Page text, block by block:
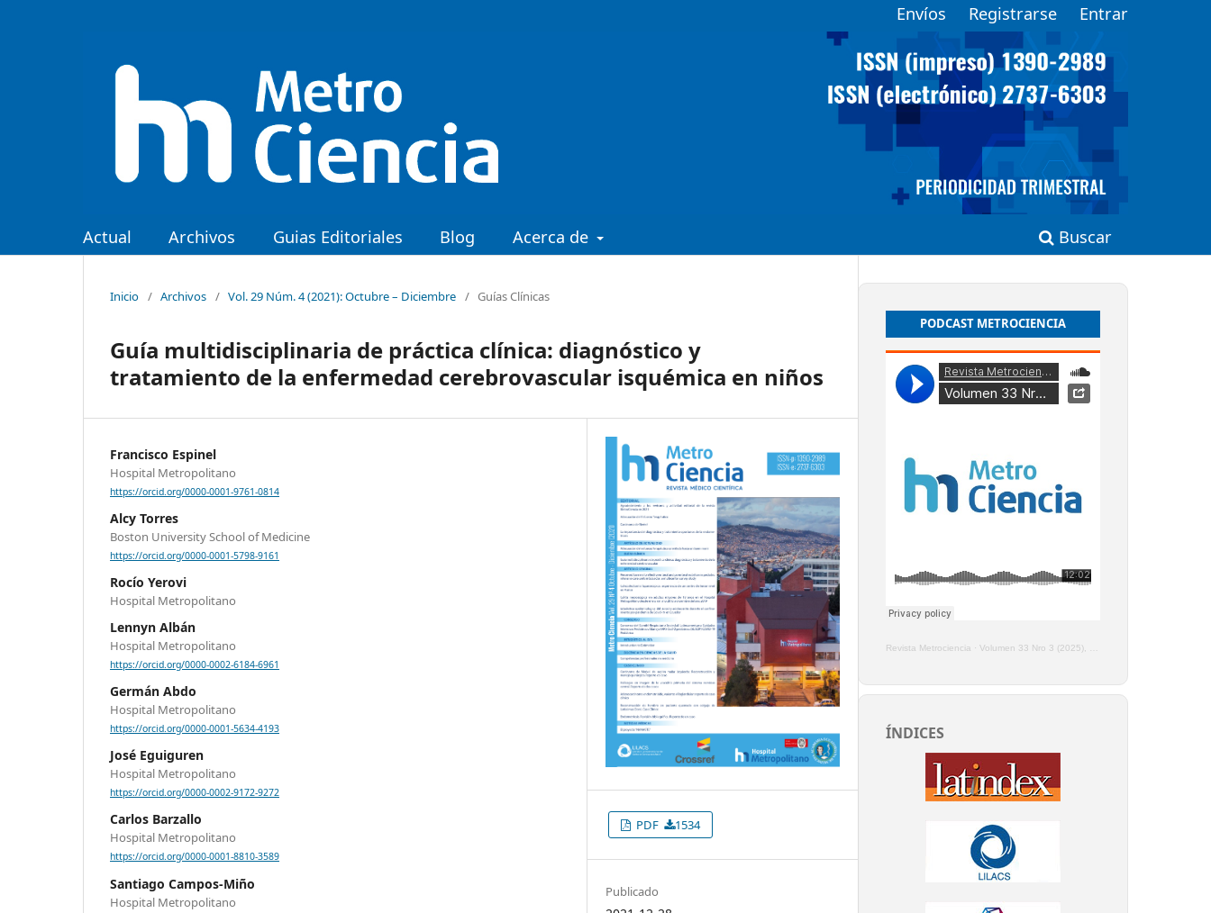
Actual Archivos Guias Editoriales Blog Acerca de Buscar
Envíos Registrarse Entrar
Inicio / Archivos / Vol. 29 Núm. 4 (2021): Octubre – Diciembre / Guías Clínicas
Guía multidisciplinaria de práctica clínica: diagnóstico y
tratamiento de la enfermedad cerebrovascular isquémica en niños
Francisco Espinel
Hospital Metropolitano
https://orcid.org/0000-0001-9761-0814
Alcy Torres
Boston University School of Medicine
https://orcid.org/0000-0001-5798-9161
Rocío Yerovi
Hospital Metropolitano
Lennyn Albán
Hospital Metropolitano
https://orcid.org/0000-0002-6184-6961
Germán Abdo
Hospital Metropolitano
https://orcid.org/0000-0001-5634-4193
José Eguiguren
Hospital Metropolitano
https://orcid.org/0000-0002-9172-9272
Carlos Barzallo
Hospital Metropolitano
https://orcid.org/0000-0001-8810-3589
Santiago Campos-Miño
Hospital Metropolitano
PDF 1534
Publicado
PODCAST METROCIENCIA
Revista Metrociencia · Volumen 33 Nro 3 (2025), Enero - Marzo
ÍNDICES